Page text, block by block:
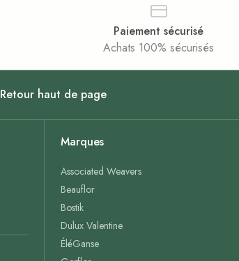
Paiement sécurisé
Achats 100% sécurisés
Retour haut de page
Marques
Associated Weavers
Beauflor
Bostik
Dulux Valentine
ÉléGanse